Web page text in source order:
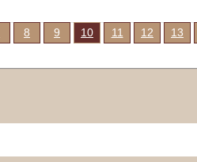
8 9 10 11 12 13